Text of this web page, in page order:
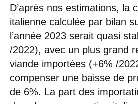
D’après nos estimations, la
italienne calculée par bilan
l’année 2023 serait quasi
/2022), avec un plus grand
viande importées (+6% /
compenser une baisse de
de 6%. La part des